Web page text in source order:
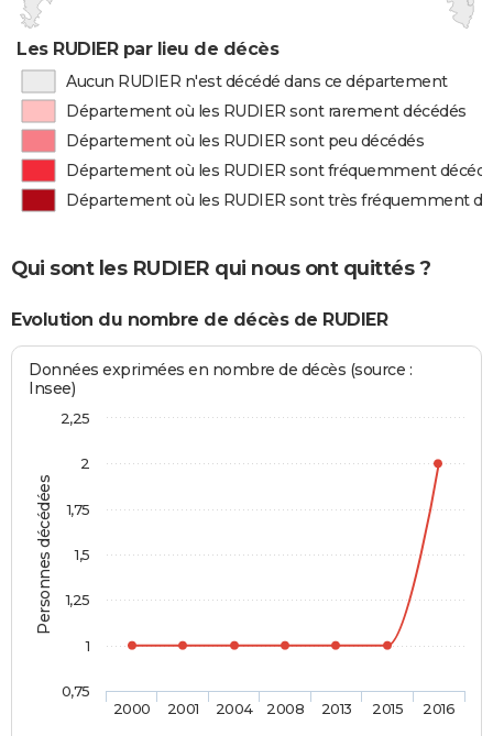
Les RUDIER par lieu de décès
Aucun RUDIER n'est décédé dans ce département
Département où les RUDIER sont rarement décédés
Département où les RUDIER sont peu décédés
Département où les RUDIER sont fréquemment
Département où les RUDIER sont très fréquemment
Qui sont les RUDIER qui nous ont quittés ?
Evolution du nombre de décès de RUDIER
Personnes décédées
Données exprimées en nombre de décès (source :
Insee)
2000 2001 2004 2008 2013 2015 2016
0,75
1
1,25
1,5
1,75
2
2,25